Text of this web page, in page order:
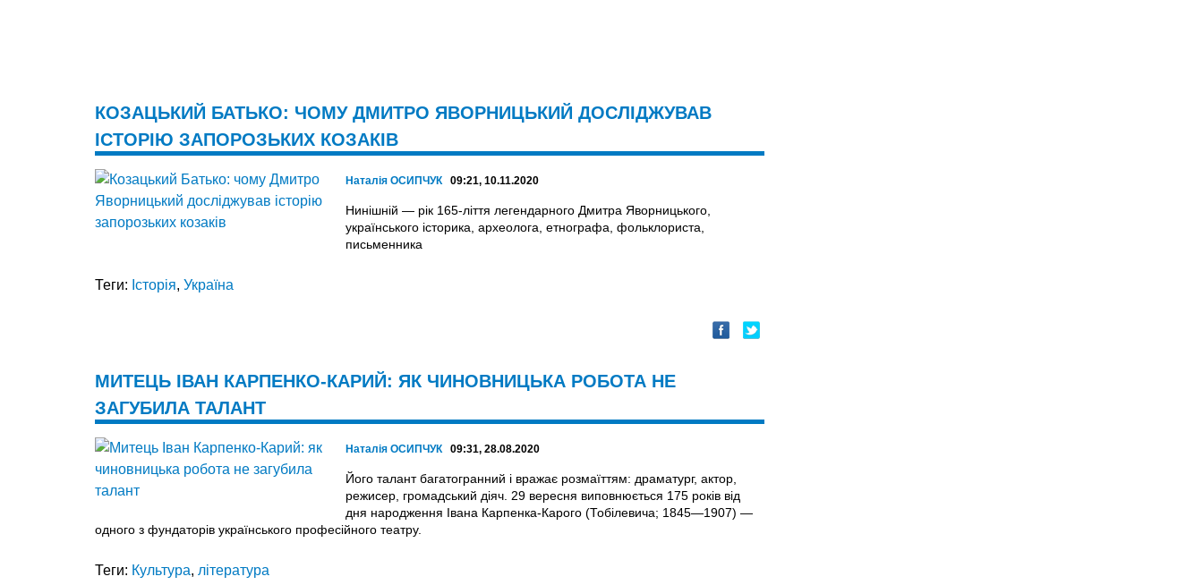
КОЗАЦЬКИЙ БАТЬКО: ЧОМУ ДМИТРО ЯВОРНИЦЬКИЙ ДОСЛІДЖУВАВ
ІСТОРІЮ ЗАПОРОЗЬКИХ КОЗАКІВ
Наталія ОСИПЧУК 09:21, 10.11.2020
Нинішній — рік 165-ліття легендарного Дмитра Яворницького,
українського історика, археолога, етнографа, фольклориста,
письменника
Теги: Історія, Україна
МИТЕЦЬ ІВАН КАРПЕНКО-КАРИЙ: ЯК ЧИНОВНИЦЬКА РОБОТА НЕ
ЗАГУБИЛА ТАЛАНТ
Наталія ОСИПЧУК 09:31, 28.08.2020
Його талант багатогранний і вражає розмаїттям: драматург, актор,
режисер, громадський діяч. 29 вересня виповнюється 175 років від
дня народження Івана Карпенка-Карого (Тобілевича; 1845—1907) —
одного з фундаторів українського професійного театру.
Теги: Культура, література